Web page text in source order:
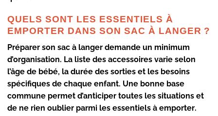
QUELS SONT LES ESSENTIELS À
EMPORTER DANS SON SAC À LANGER ?
Préparer son sac à langer demande un minimum
d’organisation. La liste des accessoires varie selon
l’âge de bébé, la durée des sorties et les besoins
spécifiques de chaque enfant. Une bonne base
commune permet d’anticiper toutes les situations et
de ne rien oublier parmi les essentiels à emporter.